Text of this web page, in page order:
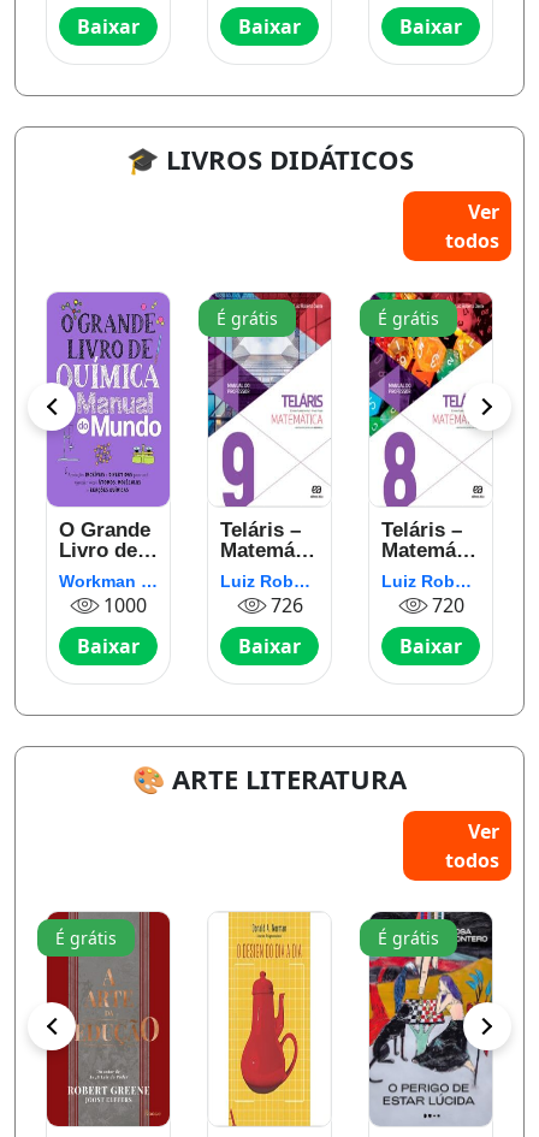
Baixar
Baixar
Baixar
🎓 LIVROS DIDÁTICOS
Ver
todos
O Grande
Livro de
Química
do Manual
do Mundo
Workman Publishing
1000
Baixar
É grátis
Teláris –
Matemática
– 9º Ano Luiz Roberto Dante
726
Baixar
É grátis
Teláris –
Matemática
– 8º Ano Luiz Roberto Dante
720
Baixar
🎨 ARTE LITERATURA
Ver
todos
É grátis É grátis